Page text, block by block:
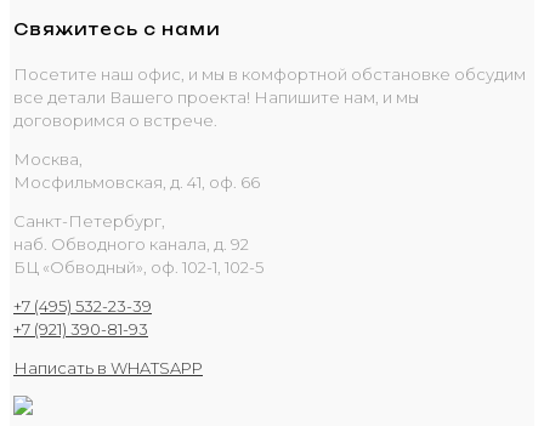
Свяжитесь с нами
Посетите наш офис, и мы в комфортной обстановке обсудим
все детали Вашего проекта! Напишите нам, и мы
договоримся о встрече.
Москва,
Мосфильмовская, д. 41, оф. 66
Санкт-Петербург,
наб. Обводного канала, д. 92
БЦ «Обводный», оф. 102-1, 102-5
+7 (495) 532-23-39
+7 (921) 390-81-93
Написать в WHATSAPP